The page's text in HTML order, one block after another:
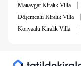
Manavgat Kiralık Villa |
Döşemealtı Kiralık Villa |
Konyaaltı Kiralık Villa |